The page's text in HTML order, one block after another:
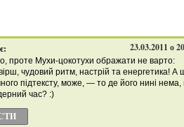
23.03.2011 о
проте Мухи-цокотухи ображати не варто:
чудовий ритм, настрій та енергетика! А
підтексту, може, — то де його нині нема,
час? :)